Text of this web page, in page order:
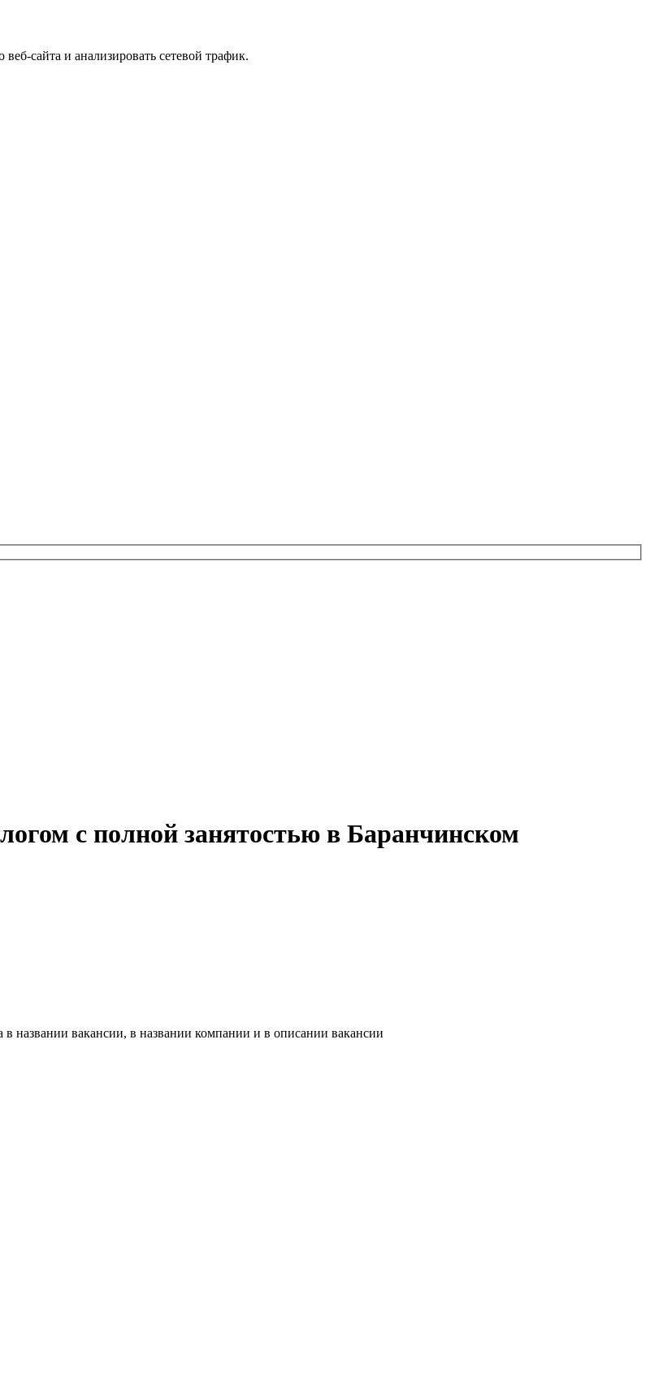
сайта и анализировать сетевой трафик.
с полной занятостью в Баранчинском
в названии вакансии, в названии компании и в описании вакансии